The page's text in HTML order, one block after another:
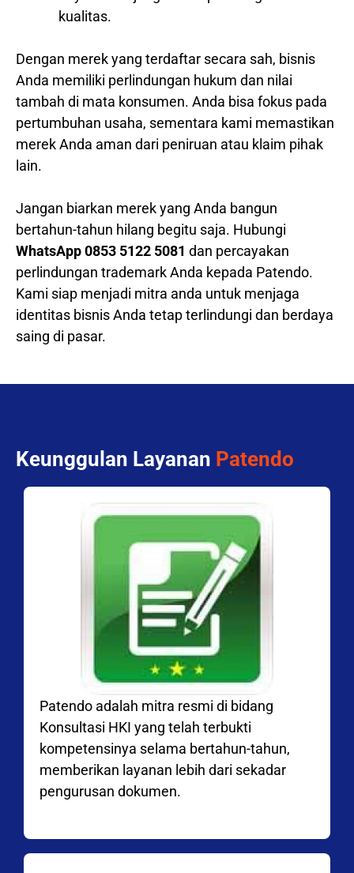
kualitas.
Dengan merek yang terdaftar secara sah, bisnis
Anda memiliki perlindungan hukum dan nilai
tambah di mata konsumen. Anda bisa fokus pada
pertumbuhan usaha, sementara kami memastikan
merek Anda aman dari peniruan atau klaim pihak
lain.
Jangan biarkan merek yang Anda bangun
bertahun-tahun hilang begitu saja. Hubungi
WhatsApp 0853 5122 5081 dan percayakan
perlindungan trademark Anda kepada Patendo.
Kami siap menjadi mitra anda untuk menjaga
identitas bisnis Anda tetap terlindungi dan berdaya
saing di pasar.
Keunggulan Layanan Patendo
Patendo adalah mitra resmi di bidang
Konsultasi HKI yang telah terbukti
kompetensinya selama bertahun-tahun,
memberikan layanan lebih dari sekadar
pengurusan dokumen.